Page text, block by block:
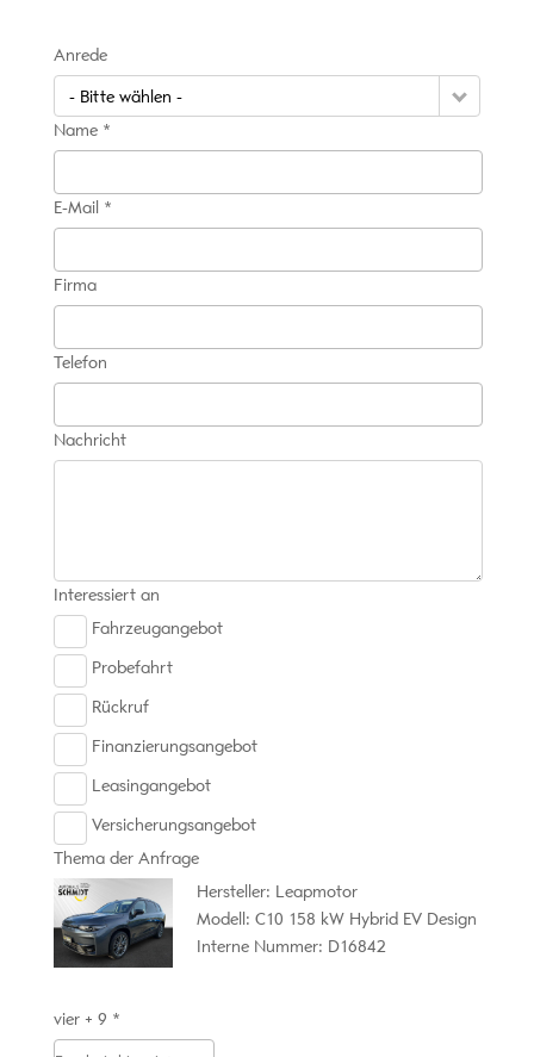
Anrede
- Bitte wählen -
Name *
E-Mail *
Firma
Telefon
Nachricht
Interessiert an
Fahrzeugangebot
Probefahrt
Rückruf
Finanzierungsangebot
Leasingangebot
Versicherungsangebot
Thema der Anfrage
Hersteller: Leapmotor
Modell: C10 158 kW Hybrid EV Design
Interne Nummer: D16842
vier + 9 *